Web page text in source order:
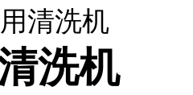
清洗机
洗机